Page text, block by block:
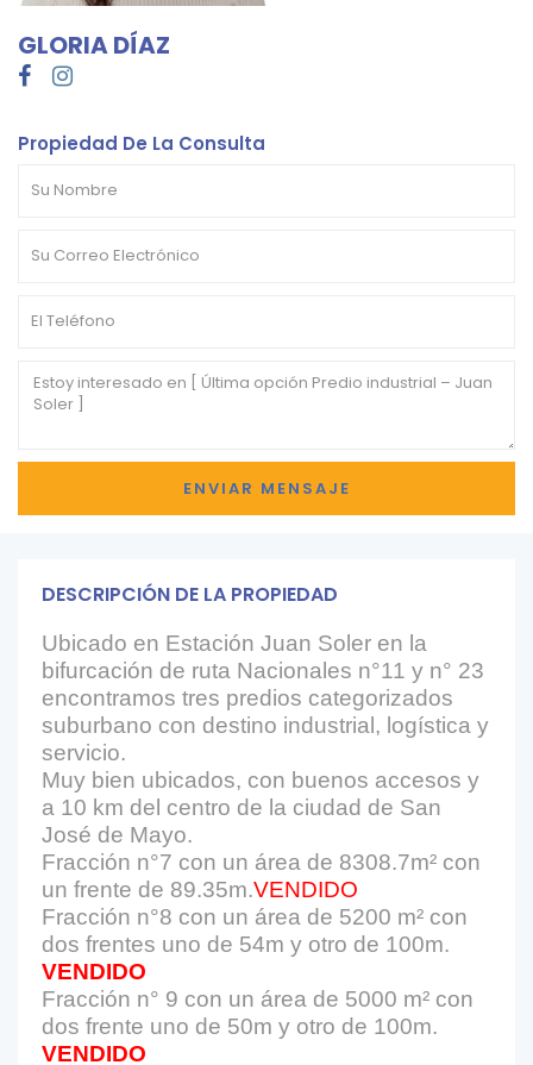
GLORIA DÍAZ
Propiedad De La Consulta
DESCRIPCIÓN DE LA PROPIEDAD
Ubicado en Estación Juan Soler en la
bifurcación de ruta Nacionales n°11 y n° 23
encontramos tres predios categorizados
suburbano con destino industrial, logística y
servicio.
Muy bien ubicados, con buenos accesos y
a 10 km del centro de la ciudad de San
José de Mayo.
Fracción n°7 con un área de 8308.7m² con
un frente de 89.35m.VENDIDO
Fracción n°8 con un área de 5200 m² con
dos frentes uno de 54m y otro de 100m.
VENDIDO
Fracción n° 9 con un área de 5000 m² con
dos frente uno de 50m y otro de 100m.
VENDIDO